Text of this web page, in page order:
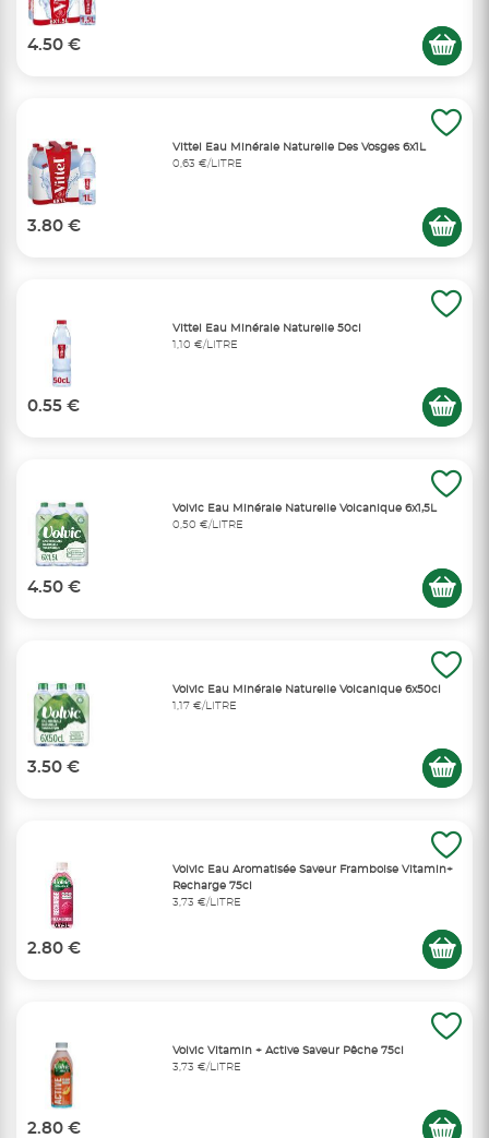
4.50 €
Vittel Eau Minérale Naturelle Des Vosges 6x1L
0,63 €/LITRE
3.80 €
Vittel Eau Minérale Naturelle 50cl
1,10 €/LITRE
0.55 €
Volvic Eau Minérale Naturelle Volcanique 6x1,5L
0,50 €/LITRE
4.50 €
Volvic Eau Minérale Naturelle Volcanique 6x50cl
1,17 €/LITRE
3.50 €
Volvic Eau Aromatisée Saveur Framboise Vitamin+
Recharge 75cl
3,73 €/LITRE
2.80 €
Volvic Vitamin + Active Saveur Pêche 75cl
3,73 €/LITRE
2.80 €